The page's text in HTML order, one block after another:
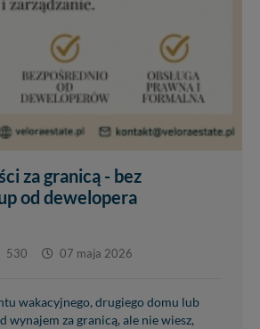
za granicą - bez
od dewelopera
530 07 maja 2026
wakacyjnego, drugiego domu lub
wynajem za granicą, ale nie wiesz,